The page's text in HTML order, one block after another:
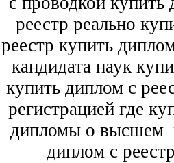
реестр реально
реестр купить
кандидата наук
купить диплом с
регистрацией где
дипломы о высшем
диплом с